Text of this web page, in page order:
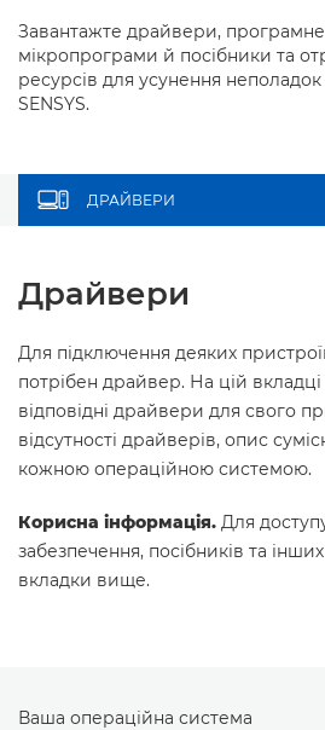
Завантажте драйвери,
мікропрограми й посібники та
ресурсів для усунення неполадок
SENSYS.
ДРАЙВЕРИ
Драйвери
Для підключення деяких
потрібен драйвер. На цій
відповідні драйвери для свого
відсутності драйверів, опис
кожною операційною системою.
Корисна інформація. Для
забезпечення, посібників та
вкладки вище.
Ваша операційна система